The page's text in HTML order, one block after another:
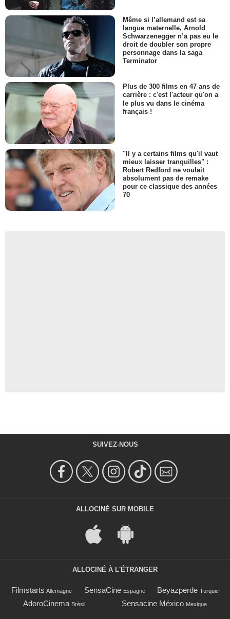
Même si l’allemand est sa
langue maternelle, Arnold
Schwarzenegger n’a pas eu le
droit de doubler son propre
personnage dans la saga
Terminator
Plus de 300 films en 47 ans de
carrière : c'est l'acteur qu'on a
le plus vu dans le cinéma
français !
"Il y a certains films qu'il vaut
mieux laisser tranquilles" :
Robert Redford ne voulait
absolument pas de remake
pour ce classique des années
70
SUIVEZ-NOUS
ALLOCINÉ SUR MOBILE
ALLOCINÉ À L'ÉTRANGER
Filmstarts Allemagne SensaCine Espagne Beyazperde Turquie
AdoroCinema Brésil Sensacine México Mexique